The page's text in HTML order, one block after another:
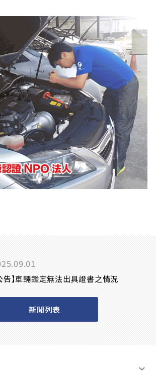
告】車輛鑑定無法出具證書之情況
新聞列表